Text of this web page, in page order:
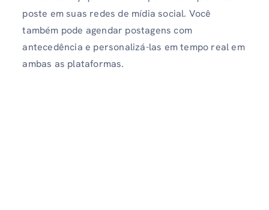
poste em suas redes de mídia social. Você
também pode agendar postagens com
antecedência e personalizá-las em tempo real em
ambas as plataformas.